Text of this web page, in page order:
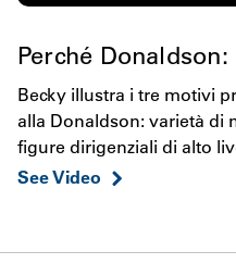
Perché Donaldson:
Becky illustra i tre motivi
alla Donaldson: varietà di
figure dirigenziali di alto
See Video